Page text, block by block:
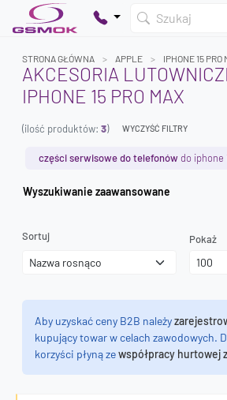
Szukaj
Dodaj produkty, aby
STRONA GŁÓWNA APPLE IPHONE 15 PRO
AKCESORIA
IPHONE 15 PRO MAX
(ilość produktów: 3) WYCZYŚĆ FILTRY
części serwisowe do telefonów do iphone
Wyszukiwanie zaawansowane
Sortuj Pokaż
Aby uzyskać ceny B2B należy
kupujący towar w celach zawodowych.
korzyści płyną zewspółpracy hurtowej